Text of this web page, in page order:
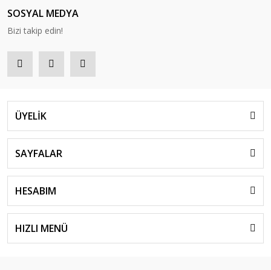
SOSYAL MEDYA
Bizi takip edin!
ÜYELİK
SAYFALAR
HESABIM
HIZLI MENÜ